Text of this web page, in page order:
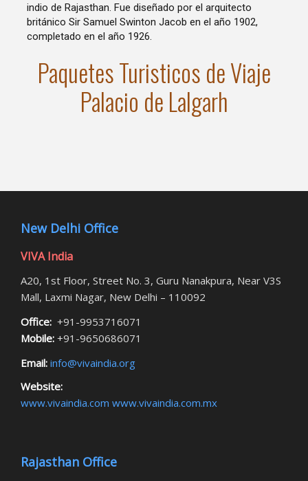
indio de Rajasthan. Fue diseñado por el arquitecto
británico Sir Samuel Swinton Jacob en el año 1902,
completado en el año 1926.
Paquetes Turisticos de Viaje
Palacio de Lalgarh
New Delhi Office
VIVA India
A20, 1st Floor, Street No. 3, Guru Nanakpura, Near V3S
Mall, Laxmi Nagar, New Delhi – 110092
Office: +91-9953716071
Mobile: +91-9650686071
Email: info@vivaindia.org
Website:
www.vivaindia.com www.vivaindia.com.mx
Rajasthan Office